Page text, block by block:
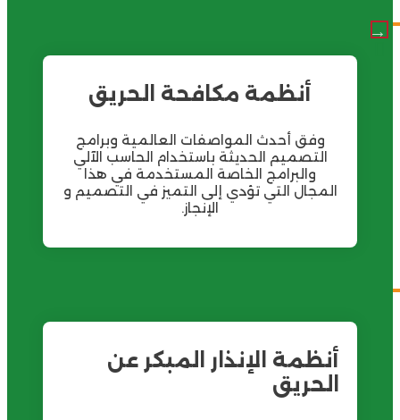
أنظمة مكافحة الحريق
وفق أحدث المواصفات العالمية وبرامج
التصميم الحديثة باستخدام الحاسب الآلي
والبرامج الخاصة المستخدمة في هذا
التي تؤدي إلى التميز في التصميم و
الإنجاز.
الإنذار المبكر عن